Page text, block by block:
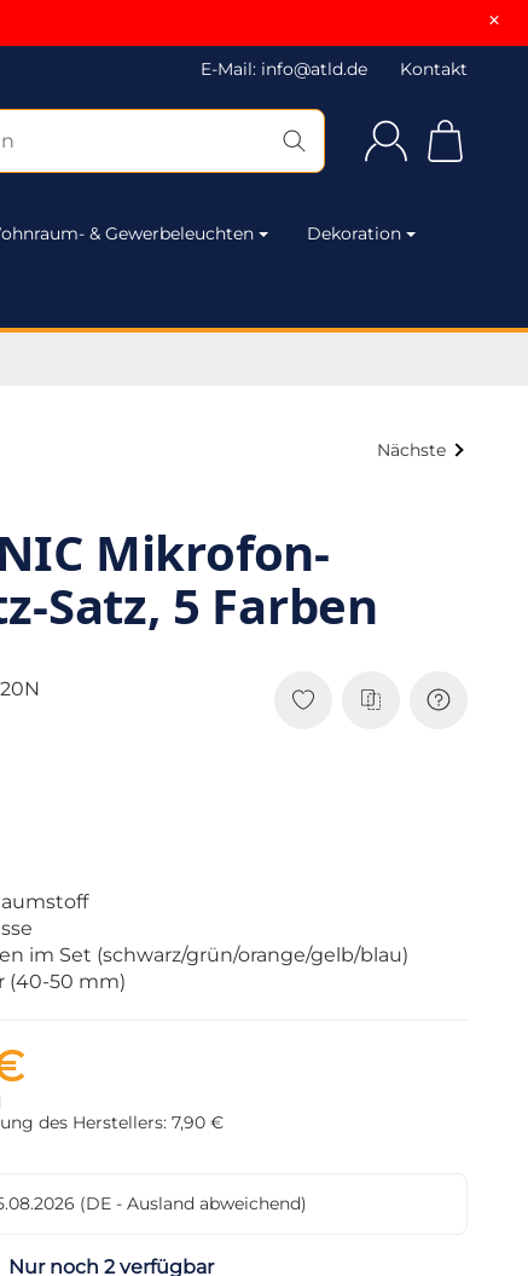
×
E-Mail: info@atld.de Kontakt
& Gewerbeleuchten Dekoration
Nächste
Mikrofon-
Satz, 5 Farben
im Set (schwarz/grün/orange/gelb/blau)
(40-50 mm)
des Herstellers: 7,90 €
(DE - Ausland abweichend)
Nur noch 2 verfügbar